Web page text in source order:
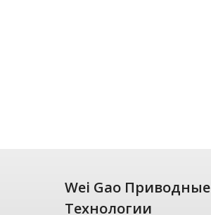
Wei Gao Приводные
Технологии